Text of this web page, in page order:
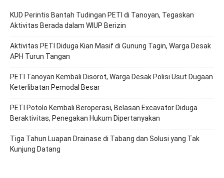
KUD Perintis Bantah Tudingan PETI di Tanoyan, Tegaskan
Aktivitas Berada dalam WIUP Berizin
Aktivitas PETI Diduga Kian Masif di Gunung Tagin, Warga Desak
APH Turun Tangan
PETI Tanoyan Kembali Disorot, Warga Desak Polisi Usut Dugaan
Keterlibatan Pemodal Besar
PETI Potolo Kembali Beroperasi, Belasan Excavator Diduga
Beraktivitas, Penegakan Hukum Dipertanyakan
Tiga Tahun Luapan Drainase di Tabang dan Solusi yang Tak
Kunjung Datang